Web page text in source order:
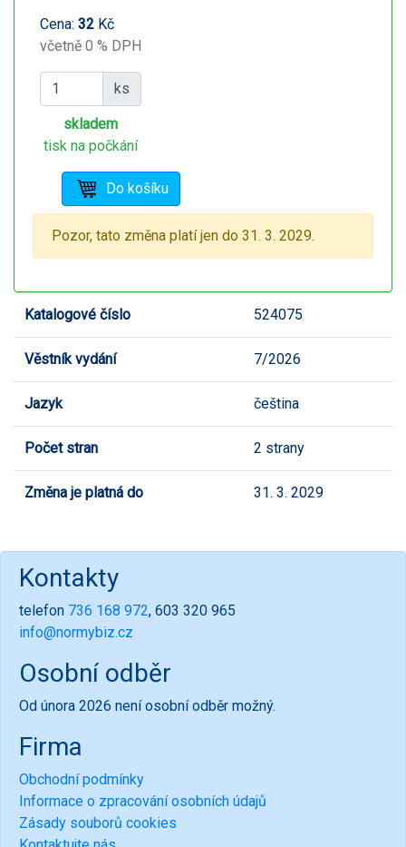
Cena: 32 Kč
včetně 0 % DPH
ks
skladem
tisk na počkání
Pozor, tato změna platí jen do 31. 3. 2029.
Katalogové číslo 524075
Věstník vydání 7/2026
Jazyk čeština
Počet stran 2 strany
Změna je platná do 31. 3. 2029
Kontakty
telefon 736 168 972, 603 320 965
info@normybiz.cz
Osobní odběr
Od února 2026 není osobní odběr možný.
Firma
Obchodní podmínky
Informace o zpracování osobních údajů
Zásady souborů cookies